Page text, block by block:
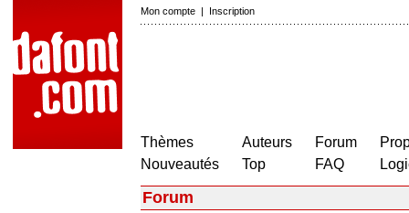
Mon compte | Inscription
Thèmes
Nouveautés
Auteurs
Top
Forum
FAQ
Forum